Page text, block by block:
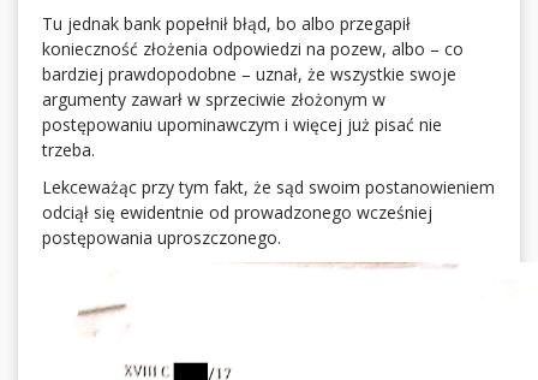
Tu jednak bank popełnił błąd, bo albo przegapił
konieczność złożenia odpowiedzi na pozew, albo – co
bardziej prawdopodobne – uznał, że wszystkie swoje
argumenty zawarł w sprzeciwie złożonym w
postępowaniu upominawczym i więcej już pisać nie
trzeba.
Lekceważąc przy tym fakt, że sąd swoim postanowieniem
odciął się ewidentnie od prowadzonego wcześniej
postępowania uproszczonego.